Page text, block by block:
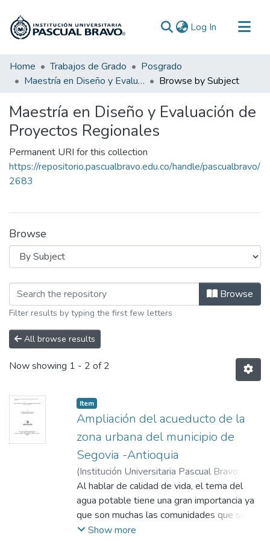
Log In (current)
Communities & Collections
All of DSpace
Home Trabajos de Grado
Posgrado
Maestría en Diseño y Evaluación de Proyectos Regionales
Browse by Subject
Maestría en Diseño y Evaluación de
Proyectos Regionales
Permanent URI for this collection
https://repositorio.pascualbravo.edu.co/handle/pascualbravo/
2683
Browse
Browsing Maestría en Diseño yBrowse
Filter results by typing the first few letters
All browse results
Now showing 1 - 2 of 2
Item
Ampliación del acueducto de la
zona urbana del municipio de
Segovia -Antioquia
(Institución Universitaria Pascual Bravo
2021)Carreño Cadavid, Juan Fernando;
Zorrilla Arango, Juan David;Pestana
Chaverra, José Leandro;Papamija Muñoz,
Dubal Ferney
Al hablar de calidad de vida, el tema del
agua potable tiene una gran importancia ya
que son muchas las comunidades que se
ven altamente afectadas por las
Show more